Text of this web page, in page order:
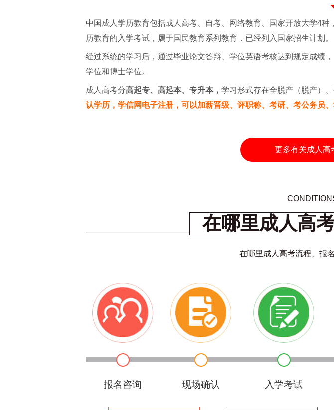
中国成人学历教育包括成人高考、自考、网络教育、国家开放大学4
历教育的入学考试，属于国民教育系列教育，已经列入国家招生计划。
经过系统的学习后，通过毕业论文答辩、学位英语考核达到规定成绩，
学位和博士学位。
成人高考分高起专、高起本、专升本， 学习形式存在全脱产（脱产）
认学历，学信网电子注册，可以加薪晋级、评职称、考研、考公务员
更多有关成人高
在哪里成人高
在哪里成人高考流程、报
报名咨询 现场确认 入学考试